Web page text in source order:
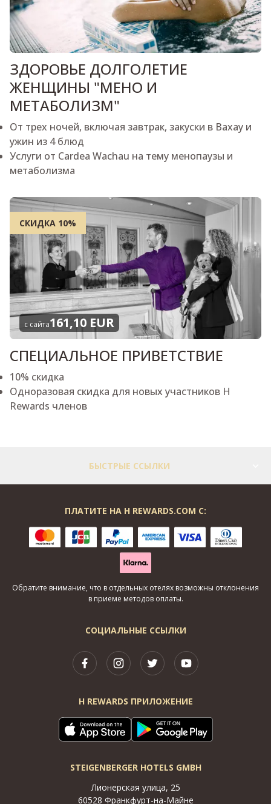
ЗДОРОВЬЕ ДОЛГОЛЕТИЕ
ЖЕНЩИНЫ "МЕНО И
МЕТАБОЛИЗМ"
От трех ночей, включая завтрак, закуски в Вахау и
ужин из 4 блюд
Услуги от Cardea Wachau на тему менопаузы и
метаболизма
СКИДКА 10%
с сайта161,10 EUR
СПЕЦИАЛЬНОЕ ПРИВЕТСТВИЕ
10% скидка
Одноразовая скидка для новых участников H
Rewards членов
БЫСТРЫЕ ССЫЛКИ
СОЦИАЛЬНЫЕ ССЫЛКИ
H REWARDS ПРИЛОЖЕНИЕ
STEIGENBERGER HOTELS GMBH
Лионерская улица, 25
60528 Франкфурт-на-Майне
ПЛАТИТЕ НА H REWARDS.COM С:
Обратите внимание, что в отдельных отелях возможны отклонения
в приеме методов оплаты.